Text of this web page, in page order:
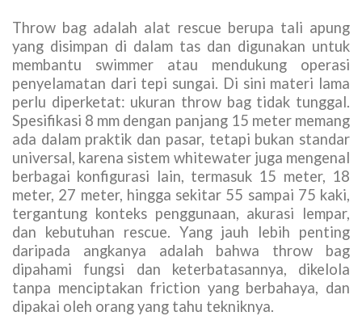
Throw bag adalah alat rescue berupa tali apung
yang disimpan di dalam tas dan digunakan untuk
membantu swimmer atau mendukung operasi
penyelamatan dari tepi sungai. Di sini materi lama
perlu diperketat: ukuran throw bag tidak tunggal.
Spesifikasi 8 mm dengan panjang 15 meter memang
ada dalam praktik dan pasar, tetapi bukan standar
universal, karena sistem whitewater juga mengenal
berbagai konfigurasi lain, termasuk 15 meter, 18
meter, 27 meter, hingga sekitar 55 sampai 75 kaki,
tergantung konteks penggunaan, akurasi lempar,
dan kebutuhan rescue. Yang jauh lebih penting
daripada angkanya adalah bahwa throw bag
dipahami fungsi dan keterbatasannya, dikelola
tanpa menciptakan friction yang berbahaya, dan
dipakai oleh orang yang tahu tekniknya.